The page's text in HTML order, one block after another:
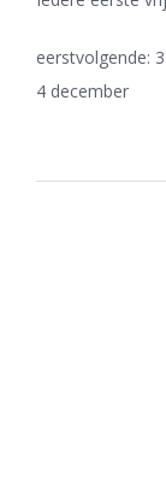
eerstvolgende:
4 december